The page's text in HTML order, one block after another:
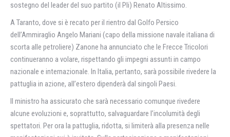
sostegno del leader del suo partito (il Pli) Renato Altissimo.
A Taranto, dove si è recato per il rientro dal Golfo Persico
dell’Ammiraglio Angelo Mariani (capo della missione navale italiana di
scorta alle petroliere) Zanone ha annunciato che le Frecce Tricolori
continueranno a volare, rispettando gli impegni assunti in campo
nazionale e internazionale. In Italia, pertanto, sarà possibile rivedere la
pattuglia in azione, all’estero dipenderà dal singoli Paesi.
Il ministro ha assicurato che sarà necessario comunque rivedere
alcune evoluzioni e, soprattutto, salvaguardare l’incolumità degli
spettatori. Per ora la pattuglia, ridotta, si limiterà alla presenza nelle